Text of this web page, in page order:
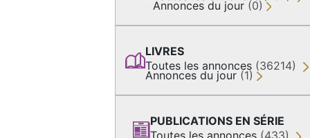
Annonces du jour (0)
LIVRES
Toutes les annonces (36214)
Annonces du jour (1)
PUBLICATIONS EN SÉRIE